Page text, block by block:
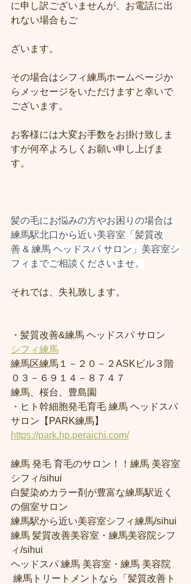
に申し訳ございませんが、お電話に出
れない場合もご
ざいます。
その場合はシフィ練馬ホームページか
らメッセージをいただけますと幸いで
ございます。
お客様には大変お手数をお掛け致しま
すが何卒よろしくお願い申し上げま
す。
髪の毛にお悩みの方やお困りの場合は
練馬駅北口から近い美容室「髪質改
善 & 練馬 ヘッドスパ サロン」美容室シ
フィまでご相談くださいませ。
それでは、失礼致します。
・髪質改善&練馬 ヘッドスパ サロン
シフィ練馬
練馬区練馬１－２０－２ASKビル３階
０３－６９１４－８７４７
練馬、桜台、豊島園
・ヒト幹細胞発毛育毛 練馬 ヘッドスパ
サロン【PARK練馬】
https://park.hp.peraichi.com/
練馬 発毛 育毛のサロン！！練馬 美容室
シフィ/sihui
白髪染めカラー剤が豊富な練馬駅近く
の個室サロン
練馬駅から近い美容室シフィ練馬/sihui
練馬 髪質改善美容室・練馬美容院シフ
ィ/sihui
ヘッドスパ 練馬 美容室・練馬 美容院
練馬トリートメントなら「髪質改善ト